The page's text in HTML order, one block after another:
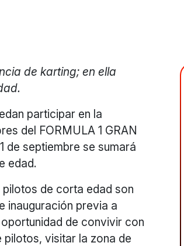
de karting; en ella
participar en la
del FORMULA 1 GRAN
de septiembre se sumará
edad.
pilotos de corta edad son
inauguración previa a
de convivir con
visitar la zona de